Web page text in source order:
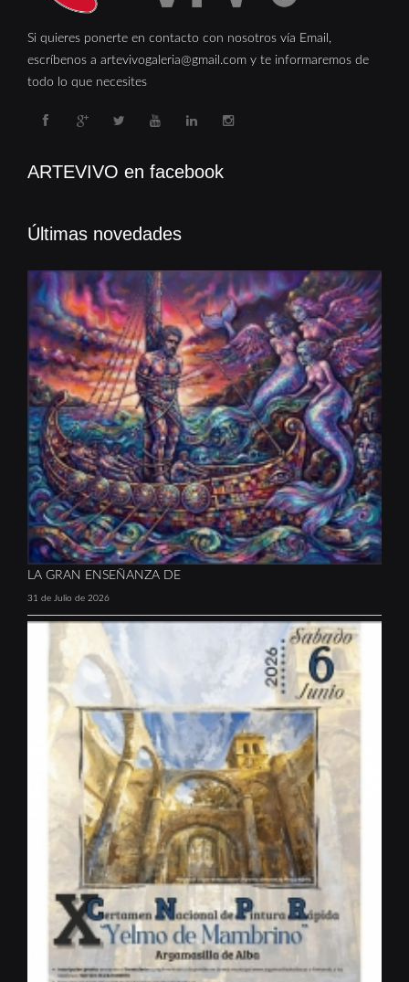
Si quieres ponerte en contacto con nosotros vía Email,
escríbenos a artevivogaleria@gmail.com y te informaremos de
todo lo que necesites
ARTEVIVO en facebook
Últimas novedades
LA GRAN ENSEÑANZA DE
31 de Julio de 2026